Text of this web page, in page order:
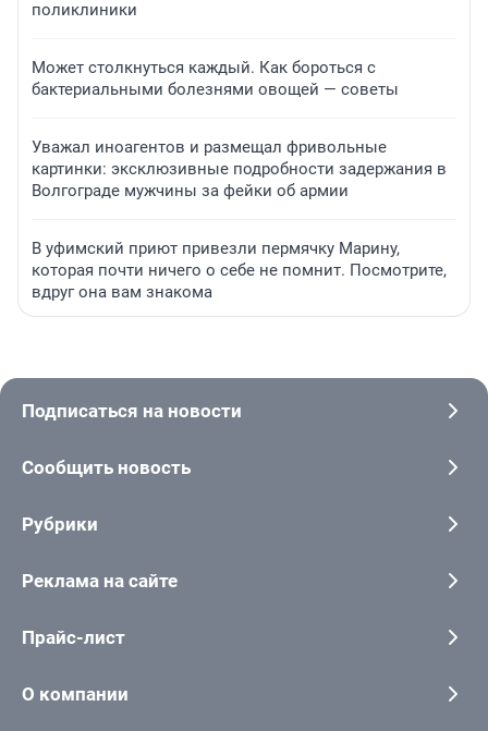
поликлиники
Может столкнуться каждый. Как бороться с
бактериальными болезнями овощей — советы
Уважал иноагентов и размещал фривольные
картинки: эксклюзивные подробности задержания в
Волгограде мужчины за фейки об армии
В уфимский приют привезли пермячку Марину,
которая почти ничего о себе не помнит. Посмотрите,
вдруг она вам знакома
Подписаться на новости
Сообщить новость
Рубрики
Реклама на сайте
Прайс-лист
О компании